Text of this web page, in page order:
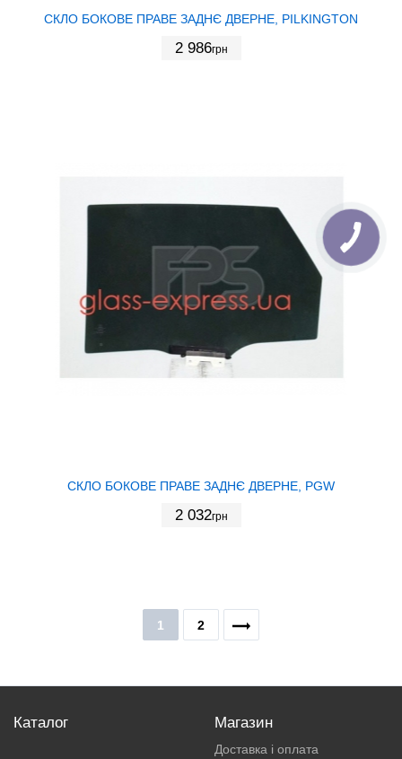
СКЛО БОКОВЕ ПРАВЕ ЗАДНЄ ДВЕРНЕ, PILKINGTON
2 986грн
СКЛО БОКОВЕ ПРАВЕ ЗАДНЄ ДВЕРНЕ, PGW
2 032грн
1 2
Каталог Магазин
Доставка і оплата